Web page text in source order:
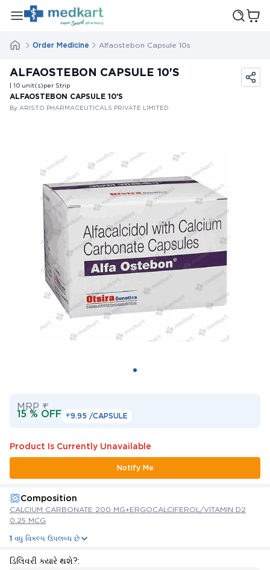
Order Medicine Alfaostebon Capsule 10s
ALFAOSTEBON CAPSULE 10'S
| 10 unit(s)per Strip
ALFAOSTEBON CAPSULE 10'S
By ARISTO PHARMACEUTICALS PRIVATE LIMITED
MRP ₹
15 % OFF ₹9.95 /CAPSULE
Product Is Currently Unavailable
Notify Me
Composition
CALCIUM CARBONATE 200 MG+ERGOCALCIFEROL/VITAMIN D2
0.25 MCG
1 વધુ વિકલ્પ ઉપલબ્ધ છે
ડિલિવરી ક્યારે થશે?: